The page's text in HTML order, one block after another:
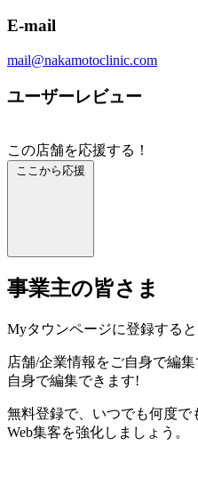
E-mail
mail@nakamotoclinic.com
ユーザーレビュー
この店舗を応援する！
ここから応援
事業主の皆さま
Myタウンページに登録すると
店舗/企業情報をご自身で編
自身で編集できます!
無料登録で、いつでも何度で
Web集客を強化しましょう。